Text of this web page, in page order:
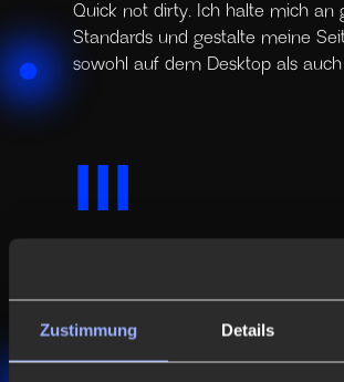
Zustimmung Details
Quick not dirty. Ich halte mich an
Standards und gestalte meine
sowohl auf dem Desktop als
III
In über 50 Projekten mit mehr
Erfahrung konnte ich wertvolle